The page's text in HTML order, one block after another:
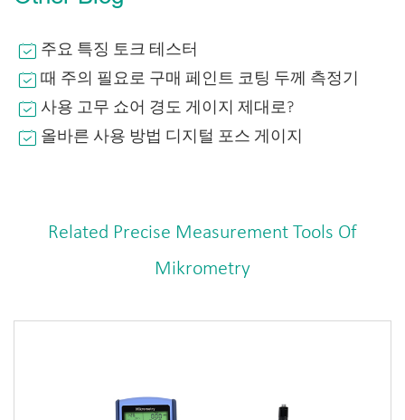
주요 특징 토크 테스터
때 주의 필요로 구매 페인트 코팅 두께 측정기
사용 고무 쇼어 경도 게이지 제대로?
올바른 사용 방법 디지털 포스 게이지
Related Precise Measurement Tools Of
Mikrometry